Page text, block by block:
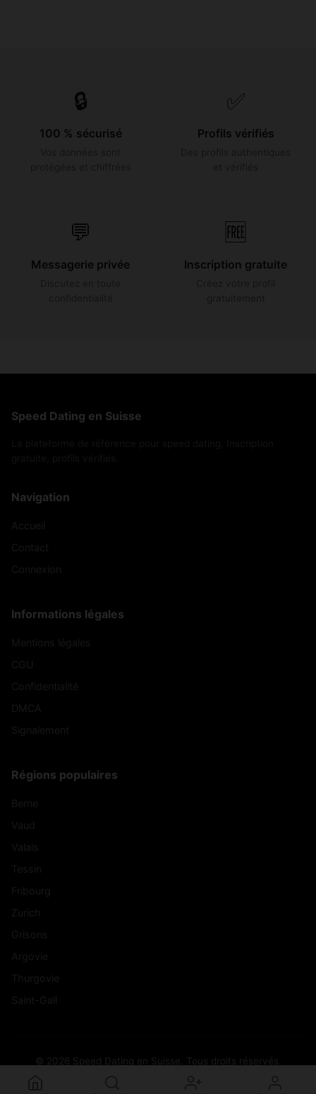
🔒
100 % sécurisé
✅
Profils vérifiés
💬
Messagerie privée
🆓
Inscription gratuite
Speed Dating en Suisse
Navigation
Informations légales
Régions populaires
© 2026 Speed Dating en Suisse. Tous droits réservés.